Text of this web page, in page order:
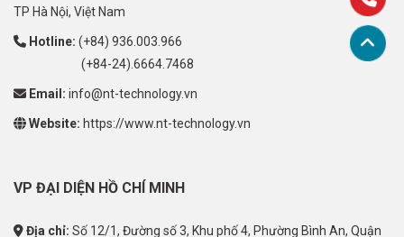
TP Hà Nội, Việt Nam
Hotline: (+84) 936.003.966
(+84-24).6664.7468
Email: info@nt-technology.vn
Website: https://www.nt-technology.vn
VP ĐẠI DIỆN HỒ CHÍ MINH
Địa chỉ: Số 12/1, Đường số 3, Khu phố 4, Phường Bình An, Quận